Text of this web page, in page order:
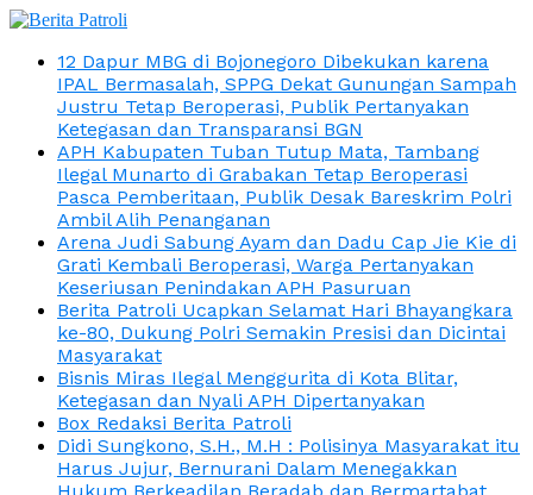
12 Dapur MBG di Bojonegoro Dibekukan karena
IPAL Bermasalah, SPPG Dekat Gunungan Sampah
Justru Tetap Beroperasi, Publik Pertanyakan
Ketegasan dan Transparansi BGN
APH Kabupaten Tuban Tutup Mata, Tambang
Ilegal Munarto di Grabakan Tetap Beroperasi
Pasca Pemberitaan, Publik Desak Bareskrim Polri
Ambil Alih Penanganan
Arena Judi Sabung Ayam dan Dadu Cap Jie Kie di
Grati Kembali Beroperasi, Warga Pertanyakan
Keseriusan Penindakan APH Pasuruan
Berita Patroli Ucapkan Selamat Hari Bhayangkara
ke-80, Dukung Polri Semakin Presisi dan Dicintai
Masyarakat
Bisnis Miras Ilegal Menggurita di Kota Blitar,
Ketegasan dan Nyali APH Dipertanyakan
Box Redaksi Berita Patroli
Didi Sungkono, S.H., M.H : Polisinya Masyarakat itu
Harus Jujur, Bernurani Dalam Menegakkan